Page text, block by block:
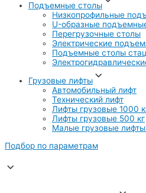
Подъемные столы
Низкопрофильные
U-образные
Перегрузочные столы
Электрические
Подъемные столы
Грузовые лифты
Автомобильный лифт
Технический лифт
Лифты грузовые 1000
Лифты грузовые 500 кг
Малые грузовые лифты
Подбор по параметрам